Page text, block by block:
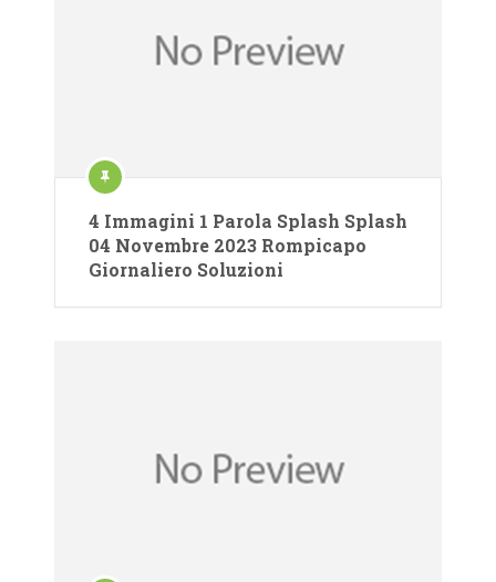
4 Immagini 1 Parola Splash Splash
04 Novembre 2023 Rompicapo
Giornaliero Soluzioni